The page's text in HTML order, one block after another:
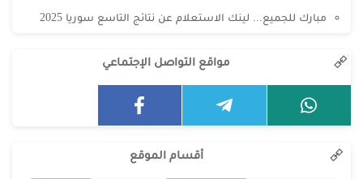
مبارك للجميع... لينك الاستعلام عن نتائج التاسع سوريا 2025
مواقع التواصل الإجتماعي
أقسام الموقع